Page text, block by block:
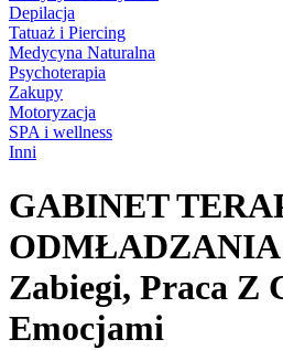
Depilacja
Tatuaż i Piercing
Medycyna Naturalna
Psychoterapia
Zakupy
Motoryzacja
SPA i wellness
Inni
GABINET
ODMŁADZANIA
Zabiegi, Praca Z
Emocjami